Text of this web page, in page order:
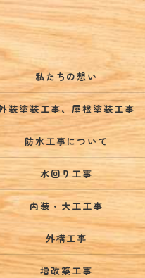
私たちの想い
装塗装工事、屋根塗装工事
防水工事について
水回り工事
内装・大工工事
外構工事
増改築工事